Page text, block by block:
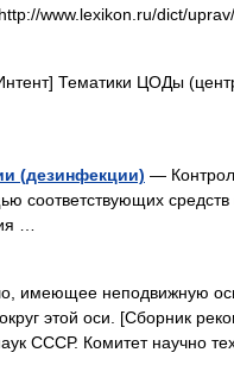
www.lexikon.ru/dict/
Тематики ЦОДы
(дезинфекции) —
соответствующих
…
имеющее неподвижную
этой оси. [Сборник
СССР. Комитет научно